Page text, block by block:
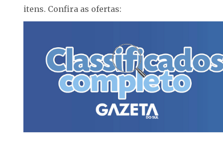
itens. Confira as ofertas: